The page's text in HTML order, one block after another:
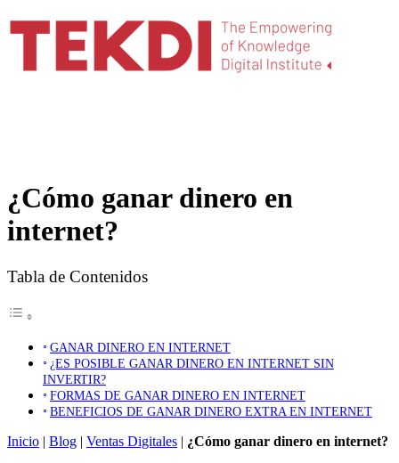
¿Cómo ganar dinero en
internet?
Tabla de Contenidos
GANAR DINERO EN INTERNET
¿ES POSIBLE GANAR DINERO EN INTERNET SIN
INVERTIR?
FORMAS DE GANAR DINERO EN INTERNET
BENEFICIOS DE GANAR DINERO EXTRA EN INTERNET
Inicio | Blog | Ventas Digitales | ¿Cómo ganar dinero en internet?